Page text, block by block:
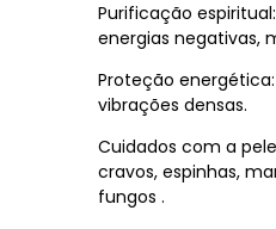
Purificação
energias negativas,
Proteção
vibrações densas.
Cuidados com a
cravos, espinhas,
fungos .